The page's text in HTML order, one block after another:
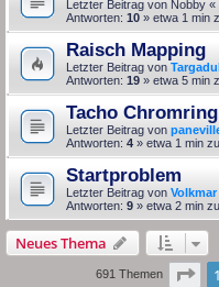
Letzter Beitrag von Nobby «
Antworten: 10 » etwa 1 min
Raisch Mapping
Letzter Beitrag von
Antworten: 19 » etwa 5 min
Tacho Chromring
Letzter Beitrag von
Antworten: 4 » etwa 1 min
Startproblem
Letzter Beitrag von Volkmar
Antworten: 9 » etwa 2 min
Neues Thema
691 Themen 1